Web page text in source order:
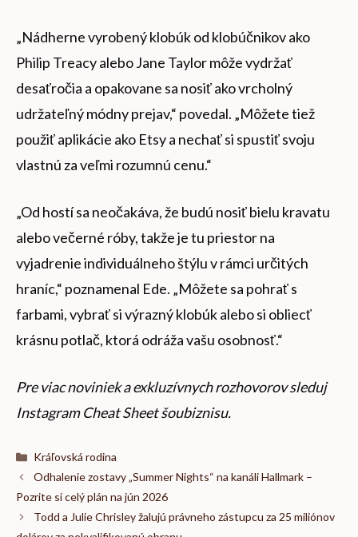
„Nádherne vyrobený klobúk od klobúčnikov ako
Philip Treacy alebo Jane Taylor môže vydržať
desaťročia a opakovane sa nosiť ako vrcholný
udržateľný módny prejav,“ povedal. „Môžete tiež
použiť aplikácie ako Etsy a nechať si spustiť svoju
vlastnú za veľmi rozumnú cenu.“
„Od hostí sa neočakáva, že budú nosiť bielu kravatu
alebo večerné róby, takže je tu priestor na
vyjadrenie individuálneho štýlu v rámci určitých
hraníc,“ poznamenal Ede. „Môžete sa pohrať s
farbami, vybrať si výrazný klobúk alebo si obliecť
krásnu potlač, ktorá odráža vašu osobnosť.“
Pre viac noviniek a exkluzívnych rozhovorov sleduj
Instagram Cheat Sheet šoubiznisu.
Kategórie
Kráľovská rodina
Odhalenie zostavy „Summer Nights“ na kanáli Hallmark –
Pozrite si celý plán na jún 2026
Todd a Julie Chrisley žalujú právneho zástupcu za 25 miliónov